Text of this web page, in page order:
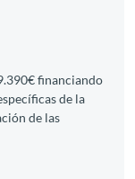
financiando
de la
de las